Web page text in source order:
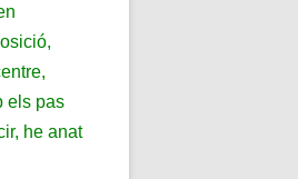
els pas
he anat